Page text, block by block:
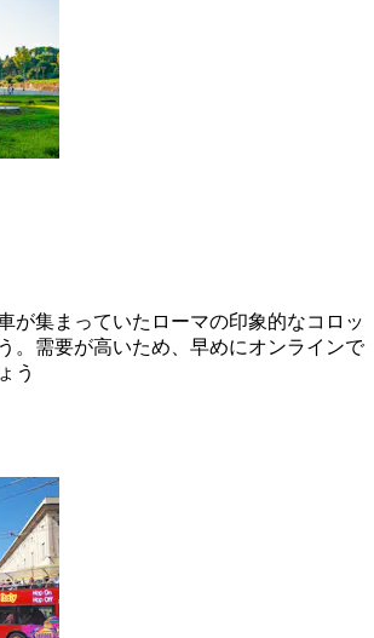
が集まっていたローマの印象的なコロッ
。需要が高いため、早めにオンラインで
う